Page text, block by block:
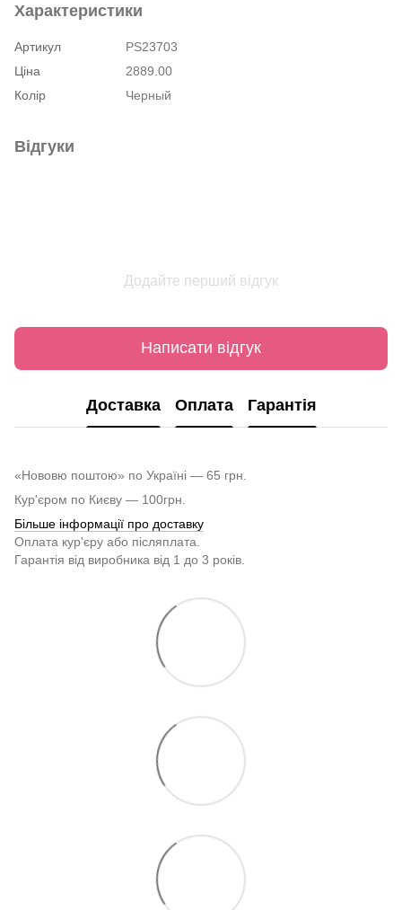
Характеристики
Артикул
PS23703
Ціна
2889.00
Колір
Черный
Відгуки
Додайте перший відгук
Написати відгук
Доставка Оплата Гарантія
«Нововю поштою» по Україні — 65 грн.
Кур'єром по Києву — 100грн.
Більше інформації про доставку
Оплата кур'єру або післяплата.
Гарантія від виробника від 1 до 3 років.